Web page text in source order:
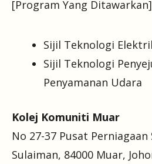
[Program Yang
Sijil Teknologi
Sijil Teknologi
Penyamanan Udara
Kolej Komuniti Muar
No 27-37 Pusat Perniagaan
Sulaiman, 84000 Muar,